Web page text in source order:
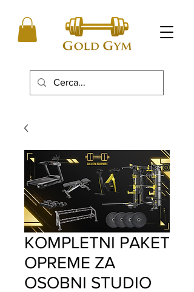
KOMPLETNI PAKET
OPREME ZA
OSOBNI STUDIO